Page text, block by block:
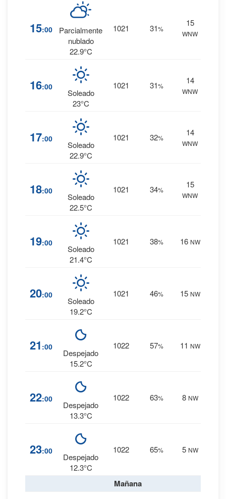
15:00
Parcialmente
nublado
22.9°C
1021 31%
15
WNW
16:00
Soleado
23°C
1021 31%
14
WNW
17:00
Soleado
22.9°C
1021 32%
14
WNW
18:00
Soleado
22.5°C
1021 34%
15
WNW
19:00
Soleado
21.4°C
1021 38% 16 NW
20:00
Soleado
19.2°C
1021 46% 15 NW
21 :00
Despejado
15.2°C
1022 57% 11 NW
22:00
Despejado
13.3°C
1022 63% 8 NW
23:00
Despejado
12.3°C
1022 65% 5 NW
Mañana